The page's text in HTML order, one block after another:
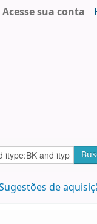
Acesse sua conta
de